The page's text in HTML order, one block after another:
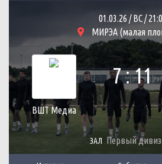
01.03.26 / ВС /
МИРЭА (малая
ВШТ Медиа
7 : 11
ЗАЛ Первый